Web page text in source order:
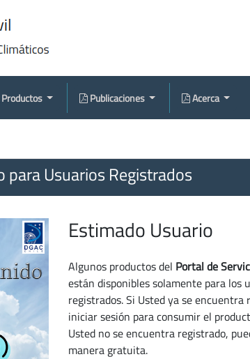
Productos Publicaciones Acerca
Usuarios Registrados
Estimado Usuario
Algunos productos del Portal de
están disponibles solamente para los
registrados. Si Usted ya se encuentra
iniciar sesión para consumir el
Usted no se encuentra registrado,
manera gratuita.